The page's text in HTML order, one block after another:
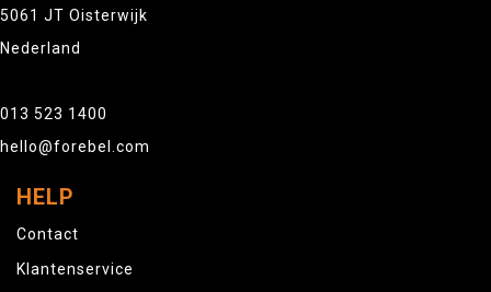
5061 JT Oisterwijk
Nederland
013 523 1400
hello@forebel.com
HELP
Contact
Klantenservice